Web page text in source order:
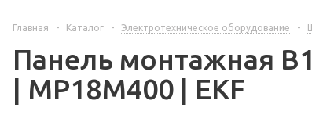
Главная - Каталог - Электротехническое оборудование -
Панель монтажная
| MP18M400 | EKF